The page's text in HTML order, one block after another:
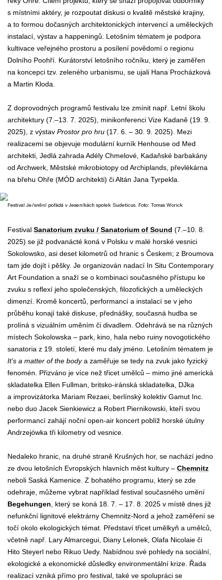
s místními aktéry, je rozpoutat diskusi o kvalitě městské krajiny,
a to formou dočasných architektonických intervencí a uměleckých
instalací, výstav a happeningů. Letošním tématem je podpora
kultivace veřejného prostoru a posílení povědomí o regionu
Dolního Poohří. Kurátorství letošního ročníku, který je zaměřen
na koncepci tzv. zeleného urbanismu, se ujali Hana Procházková
a Martin Kloda.
Z doprovodných programů festivalu lze zmínit např. Letní školu
architektury (7.–13. 7. 2025), minikonferenci Vize Kadaně (19. 9.
2025), z výstav Prostor pro hru (17. 6. – 30. 9. 2025). Mezi
realizacemi se objevuje modulární kurník Henhouse od Med
architekti, Jedlá zahrada Adély Chmelové, Kadaňské barbakány
od Archwerk, Městské mikrobiotopy od Archiplands, převlékárna
na břehu Ohře (MÓD architekti) či Altán Jana Tyrpekla.
Festival Je/snění pořádá v Jeseníkách spolek Sudeticus. Foto: Tomas Worick
Festival Sanatorium zvuku / Sanatorium of Sound (7.–10. 8.
2025) se již podvanácté koná v Polsku v malé horské vesnici
Sokolowsko, asi deset kilometrů od hranic s Českem; z Broumova
tam jde dojít i pěšky. Je organizován nadací In Situ Contemporary
Art Foundation a snaží se o kombinaci současného přístupu ke
zvuku s reflexí jeho společenských, filozofických a uměleckých
dimenzí. Kromě koncertů, performancí a instalací se v jeho
průběhu konají také diskuse, přednášky, současná hudba se
prolíná s vizuálním uměním či divadlem. Odehrává se na různých
místech Sokolowska – park, kino, hala nebo ruiny novogotického
sanatoria z 19. století, které mu daly jméno. Letošním tématem je
It's a matter of the bodya zaměřuje se tedy na zvuk jako fyzický
fenomén. Přizváno je více než třicet umělců – mimo jiné americká
skladatelka Ellen Fullman, britsko-iránská skladatelka, DJka
a improvizátorka Mariam Rezaei, berlínský kolektiv Gamut Inc.
nebo duo Jacek Sienkiewicz a Robert Piernikowski, kteří svou
performancí zahájí noční open-air koncert poblíž horské útulny
Andrzejówka tři kilometry od vesnice.
Nedaleko hranic, na druhé straně Krušných hor, se nachází jedno
ze dvou letošních Evropských hlavních měst kultury – Chemnitz
neboli Saská Kamenice. Z bohatého programu, který se zde
odehraje, můžeme vybrat například festival současného umění
Begehungen , který se koná 18. 7. – 17. 8. 2025 v místě dnes již
nefunkční lignitové elektrárny Chemnitz-Nord a jehož zaměření se
točí okolo ekologických témat. Představí třicet umělkyň a umělců,
včetně např. Lary Almarcegui, Diany Lelonek, Olafa Nicolaie či
Hito Steyerl nebo Rikuo Uedy. Nabídnou své pohledy na sociální,
ekologické a ekonomické důsledky environmentální krize. Řada
realizací vzniká přímo pro festival, také ve spolupráci se